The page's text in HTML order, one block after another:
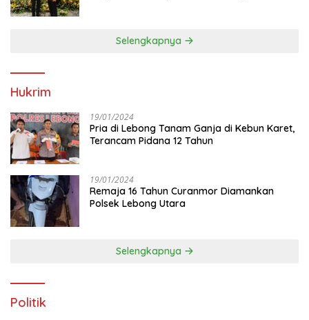
Selengkapnya
Hukrim
19/01/2024
Pria di Lebong Tanam Ganja di Kebun Karet,
Terancam Pidana 12 Tahun
19/01/2024
Remaja 16 Tahun Curanmor Diamankan
Polsek Lebong Utara
Selengkapnya
Politik